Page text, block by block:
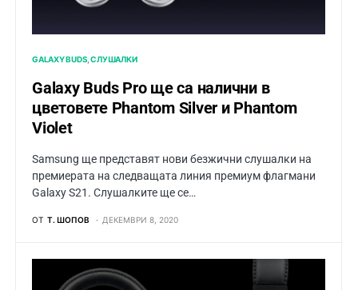
GALAXY BUDS СЛУШАЛКИ
Galaxy Buds Pro ще са налични в
цветовете Phantom Silver и Phantom
Violet
Samsung ще представят нови безжични слушалки на
премиерата на следващата линия премиум флагмани
Galaxy S21. Слушалките ще се…
ОТ Т. ШОПОВ ДЕКЕМВРИ 8, 2020